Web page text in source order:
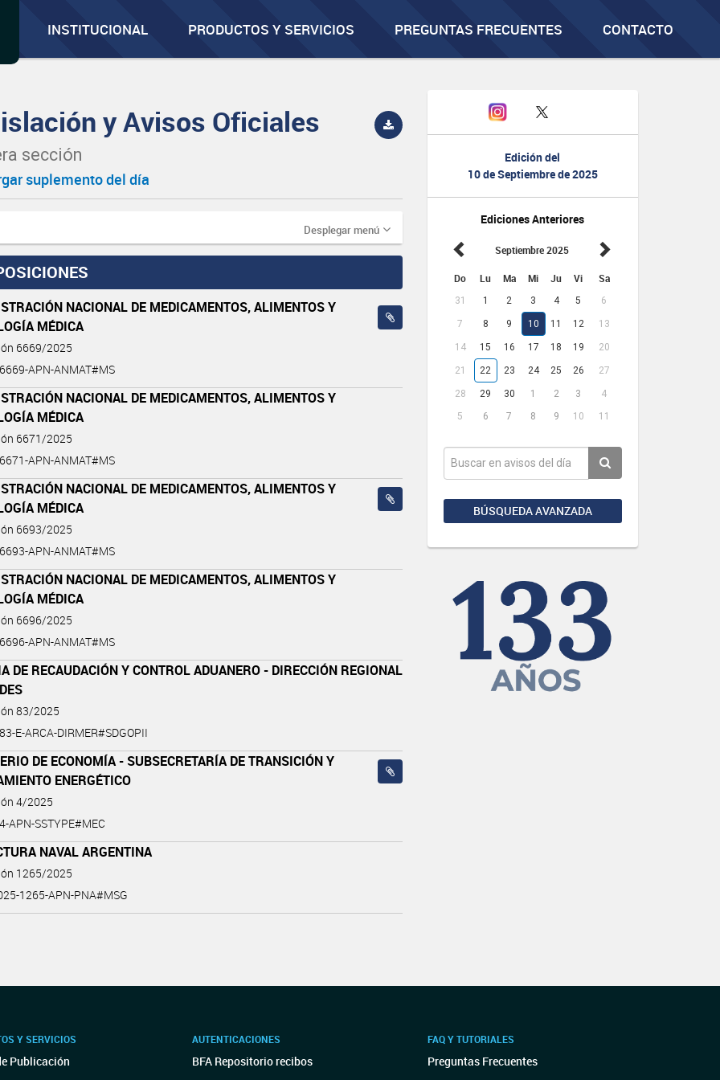
INSTITUCIONAL PRODUCTOS Y SERVICIOS PREGUNTAS FRECUENTES CONTACTO
Edición del
10 de Septiembre de 2025
Ediciones Anteriores
Septiembre 2025
Do Lu Ma Mi Ju Vi Sa
31 1 2 3 4 5 6
7 8 9 10 11 12 13
14 15 16 17 18 19 20
21 22 23 24 25 26 27
28 29 30 1 2 3
4
5
6 7 8 9 10 11
BÚSQUEDA AVANZADA
y Avisos Oficiales
sección
suplemento del día
Desplegar menú
NACIONAL DE MEDICAMENTOS, ALIMENTOS Y
MÉDICA
6669/2025
APN-ANMAT#MS
NACIONAL DE MEDICAMENTOS, ALIMENTOS Y
MÉDICA
6671/2025
APN-ANMAT#MS
NACIONAL DE MEDICAMENTOS, ALIMENTOS Y
MÉDICA
6693/2025
APN-ANMAT#MS
NACIONAL DE MEDICAMENTOS, ALIMENTOS Y
MÉDICA
6696/2025
APN-ANMAT#MS
DE RECAUDACIÓN Y CONTROL ADUANERO - DIRECCIÓN REGIONAL
83/2025
E-ARCA-DIRMER#SDGOPII
DE ECONOMÍA - SUBSECRETARÍA DE TRANSICIÓN Y
ENERGÉTICO
4/2025
APN-SSTYPE#MEC
NAVAL ARGENTINA
1265/2025
1265-APN-PNA#MSG
Y SERVICIOS
Publicación
AUTENTICACIONES
BFA Repositorio recibos
FAQ Y TUTORIALES
Preguntas Frecuentes